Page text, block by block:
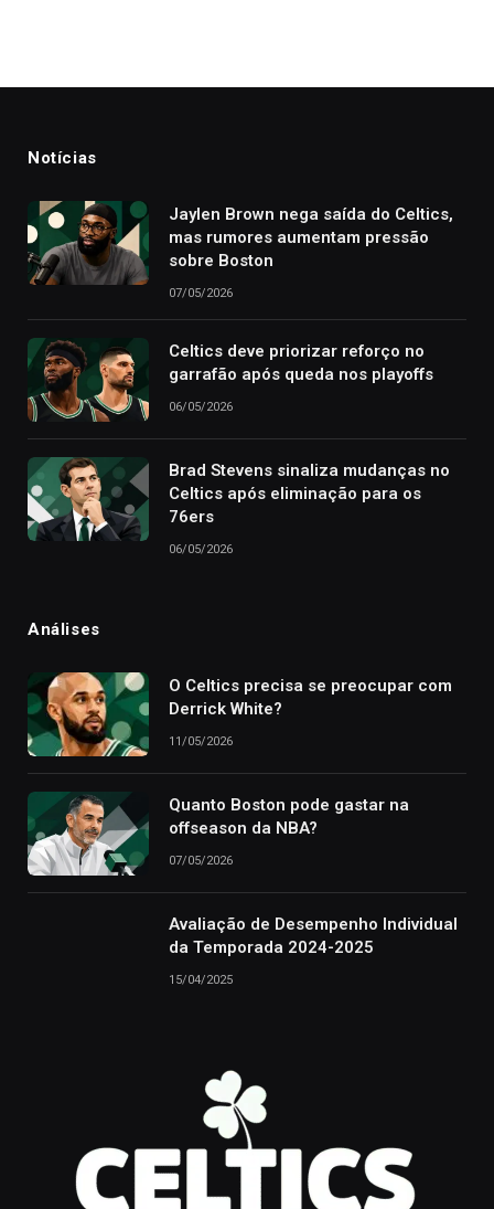
Notícias
Jaylen Brown nega saída do Celtics,
mas rumores aumentam pressão
sobre Boston
07/05/2026
Celtics deve priorizar reforço no
garrafão após queda nos playoffs
06/05/2026
Brad Stevens sinaliza mudanças no
Celtics após eliminação para os
76ers
06/05/2026
Análises
O Celtics precisa se preocupar com
Derrick White?
11/05/2026
Quanto Boston pode gastar na
offseason da NBA?
07/05/2026
Avaliação de Desempenho Individual
da Temporada 2024-2025
15/04/2025